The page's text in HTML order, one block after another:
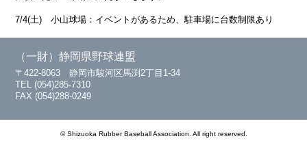
7/4(土) 小山球場：イベントがあるため、駐車場に台数制限あり
（一財）静岡県野球連盟
〒422-8063 静岡市駿河区馬渕2丁目1-34
TEL (054)285-7310
FAX (054)288-0249
© Shizuoka Rubber Baseball Association. All right reserved.